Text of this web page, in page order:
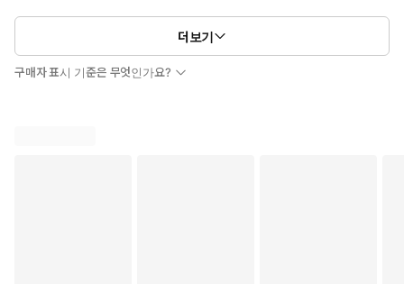
더보기
구매자 표시 기준은 무엇인가요?